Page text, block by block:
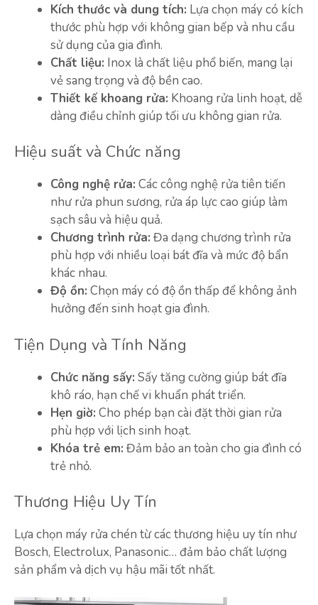
Kích thước và dung tích: Lựa chọn máy có kích
thước phù hợp với không gian bếp và nhu cầu
sử dụng của gia đình.
Chất liệu: Inox là chất liệu phổ biến, mang lại
vẻ sang trọng và độ bền cao.
Thiết kế khoang rửa: Khoang rửa linh hoạt, dễ
dàng điều chỉnh giúp tối ưu không gian rửa.
Hiệu suất và Chức năng
Công nghệ rửa: Các công nghệ rửa tiên tiến
như rửa phun sương, rửa áp lực cao giúp làm
sạch sâu và hiệu quả.
Chương trình rửa: Đa dạng chương trình rửa
phù hợp với nhiều loại bát đĩa và mức độ bẩn
khác nhau.
Độ ồn: Chọn máy có độ ồn thấp để không ảnh
hưởng đến sinh hoạt gia đình.
Tiện Dụng và Tính Năng
Chức năng sấy: Sấy tăng cường giúp bát đĩa
khô ráo, hạn chế vi khuẩn phát triển.
Hẹn giờ: Cho phép bạn cài đặt thời gian rửa
phù hợp với lịch sinh hoạt.
Khóa trẻ em: Đảm bảo an toàn cho gia đình có
trẻ nhỏ.
Thương Hiệu Uy Tín
Lựa chọn máy rửa chén từ các thương hiệu uy tín như
Bosch, Electrolux, Panasonic… đảm bảo chất lượng
sản phẩm và dịch vụ hậu mãi tốt nhất.